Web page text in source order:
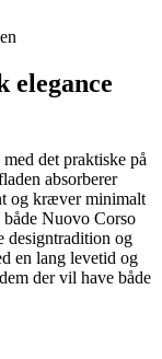
det praktiske på
absorberer
og kræver minimalt
Nuovo Corso
designtradition og
en lang levetid og
der vil have både